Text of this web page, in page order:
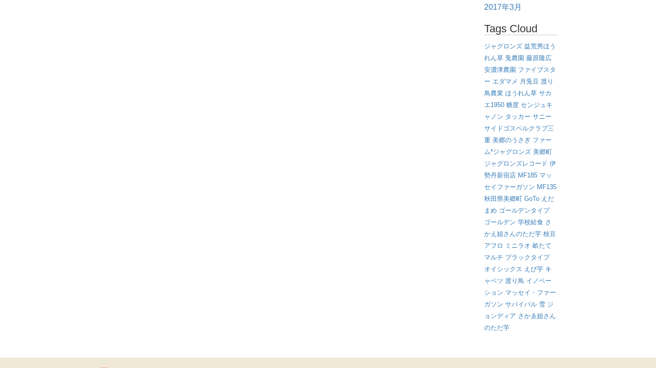
2017年3月
Tags Cloud
ジャグロンズ 益荒男ほう
れん草 兎農園 藤原隆広
安濃津農園 ファイブスタ
ー エダマメ 月兎豆 渡り
鳥農業 ほうれん草 サカ
エ1950 糖度 センジュキ
ャノン タッカー サニー
サイドゴスペルクラブ三
重 美郷のうさぎ ファー
ム*ジャグロンズ 美郷町
ジャグロンズレコード 伊
勢丹新宿店 MF185 マッ
セイファーガソン MF135
秋田県美郷町 GoTo えだ
まめ ゴールデンタイプ
ゴールデン 学校給食 さ
かえ姐さんのただ芋 枝豆
アフロ ミニラオ 畝たて
マルチ ブラックタイプ
オイシックス えび芋 キ
ャベツ 渡り鳥 イノベー
ション マッセイ・ファー
ガソン サバイバル 雪 ジ
ョンディア さかゑ姐さん
のただ芋